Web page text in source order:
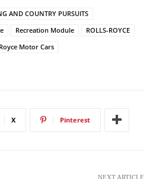
AND COUNTRY PURSUITS
Recreation Module
ROLLS-ROYCE
Motor Cars
X Pinterest
NEXT ARTICLE